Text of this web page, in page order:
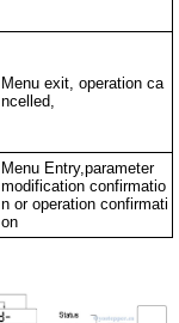
Menu exit, operation ca
ncelled,
Menu Entry,parameter
modification confirmatio
n or operation confirmati
on